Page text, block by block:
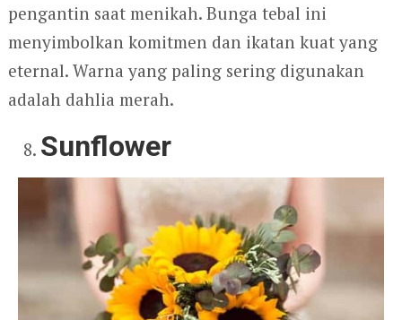
pengantin saat menikah. Bunga tebal ini
menyimbolkan komitmen dan ikatan kuat yang
eternal. Warna yang paling sering digunakan
adalah dahlia merah.
Sunflower